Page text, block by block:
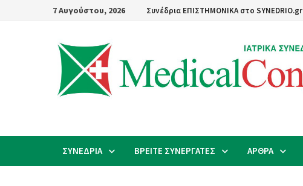
7 Αυγούστου, 2026 Συνέδρια ΕΠΙΣΤΗΜΟΝΙΚΑ στο SYNEDRIO.gr
ΣΥΝΕΔΡΙΑ ΒΡΕΙΤΕ ΣΥΝΕΡΓΑΤΕΣ ΑΡΘΡΑ